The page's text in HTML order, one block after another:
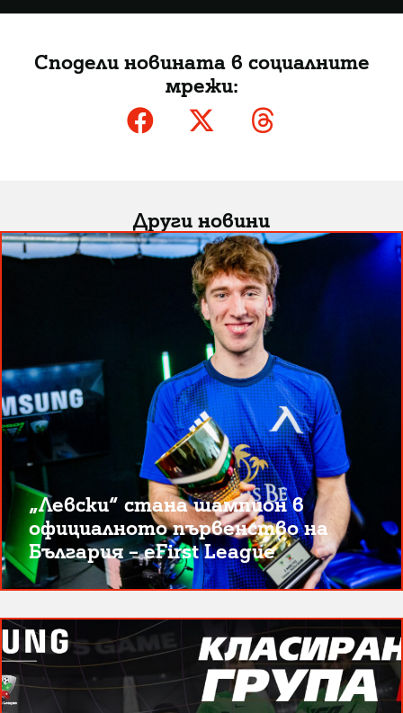
Сподели новината в социалните
мрежи:
Други новини
„Левски“ стана шампион в
официалното първенство на
България – eFirst League